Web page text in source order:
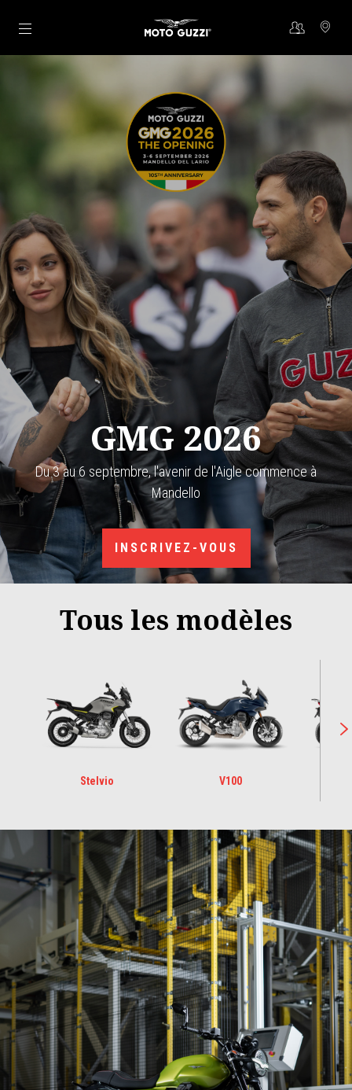
Aller au contenu principal
GMG 2026
Du 3 au 6 septembre, l'avenir de l'Aigle commence à
Mandello
INSCRIVEZ-VOUS
Tous les modèles
Stelvio V100